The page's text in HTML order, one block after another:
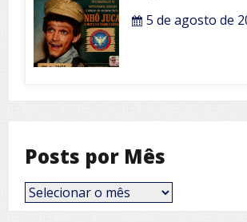
5 de agosto de
Posts por Mês
Posts
por